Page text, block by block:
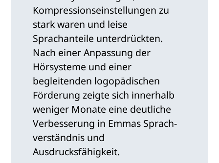
Kompressionseinstellungen zu
stark waren und leise
Sprachanteile unterdrückten.
Nach einer Anpassung der
Hörsysteme und einer
begleitenden logopädischen
Förderung zeigte sich innerhalb
weniger Monate eine deutliche
Verbesserung in Emmas Sprach­
verständnis und
Ausdrucksfähigkeit.